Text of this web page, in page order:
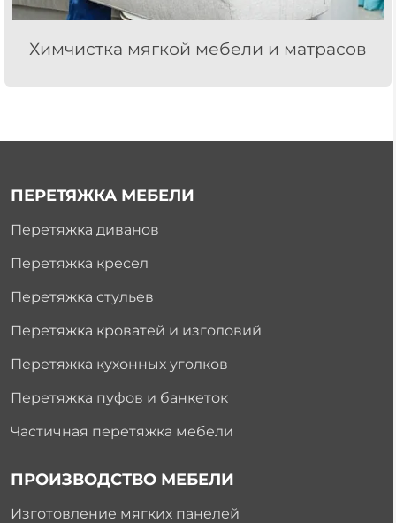
Химчистка мягкой мебели и матрасов
ПЕРЕТЯЖКА МЕБЕЛИ
Перетяжка диванов
Перетяжка кресел
Перетяжка стульев
Перетяжка кроватей и изголовий
Перетяжка кухонных уголков
Перетяжка пуфов и банкеток
Частичная перетяжка мебели
ПРОИЗВОДСТВО МЕБЕЛИ
Изготовление мягких панелей